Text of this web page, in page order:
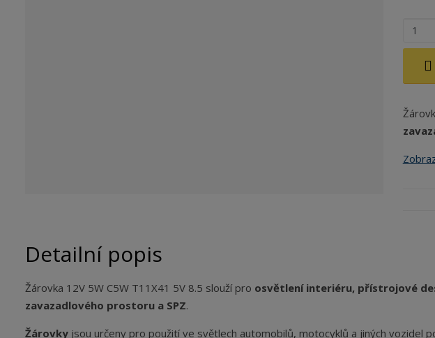
Detailní popis
Žárovka 12V 5W C5W T11X41 5V 8.5 slouží pro osvětlení interiéru, přístrojové
zavazadlového prostoru a SPZ.
Žárovky jsou určeny pro použití ve světlech automobilů, motocyklů a jiných vozidel